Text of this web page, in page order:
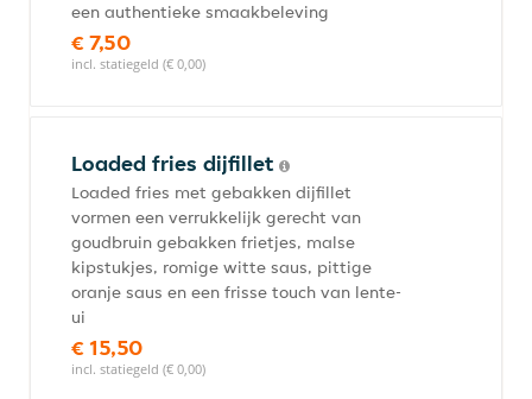
een authentieke smaakbeleving
€ 7,50
incl. statiegeld (€ 0,00)
Loaded fries dijfillet
Loaded fries met gebakken dijfillet
vormen een verrukkelijk gerecht van
goudbruin gebakken frietjes, malse
kipstukjes, romige witte saus, pittige
oranje saus en een frisse touch van lente-
ui
€ 15,50
incl. statiegeld (€ 0,00)